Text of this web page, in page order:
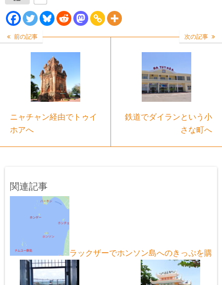
前の記事
ニャチャン経由でトゥイ
ホアへ
次の記事
鉄道でダイランという小
さな町へ
関連記事
ラックザーでホンソン島へのきっぷを購